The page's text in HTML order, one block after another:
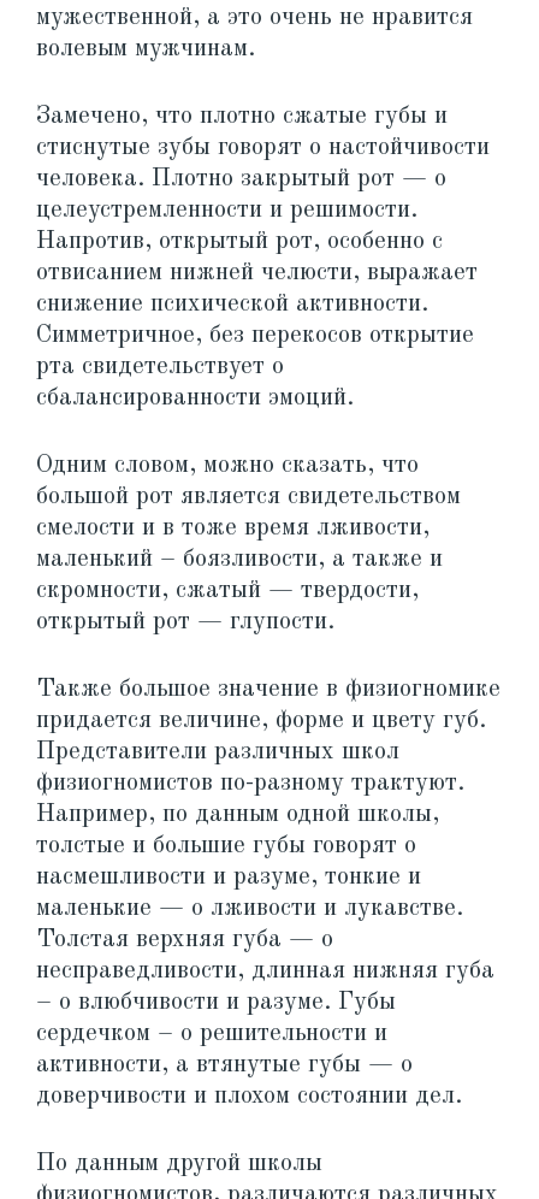
мужественной, а это очень не нравится
волевым мужчинам.
Замечено, что плотно сжатые губы и
стиснутые зубы говорят о настойчивости
человека. Плотно закрытый рот — о
целеустремленности и решимости.
Напротив, открытый рот, особенно с
отвисанием нижней челюсти, выражает
снижение психической активности.
Симметричное, без перекосов открытие
рта свидетельствует о
сбалансированности эмоций.
Одним словом, можно сказать, что
большой рот является свидетельством
смелости и в тоже время лживости,
маленький – боязливости, а также и
скромности, сжатый — твердости,
открытый рот — глупости.
Также большое значение в физиогномике
придается величине, форме и цвету губ.
Представители различных школ
физиогномистов по-разному трактуют.
Например, по данным одной школы,
толстые и большие губы говорят о
насмешливости и разуме, тонкие и
маленькие — о лживости и лукавстве.
Толстая верхняя губа — о
несправедливости, длинная нижняя губа
– о влюбчивости и разуме. Губы
сердечком – о решительности и
активности, а втянутые губы — о
доверчивости и плохом состоянии дел.
По данным другой школы